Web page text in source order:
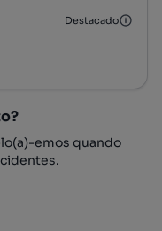
Destacado
emos quando